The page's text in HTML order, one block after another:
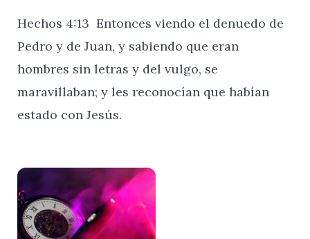
Hechos 4:13 Entonces viendo el denuedo de
Pedro y de Juan, y sabiendo que eran
hombres sin letras y del vulgo, se
maravillaban; y les reconocían que habían
estado con Jesús.